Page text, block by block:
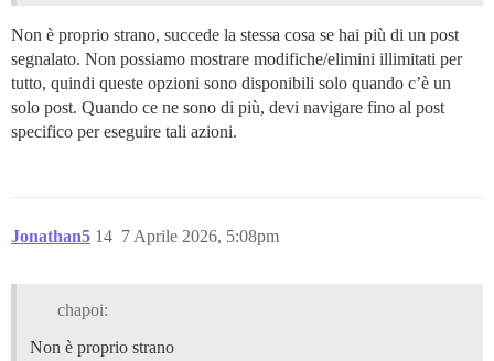
Non è proprio strano, succede la stessa cosa se hai più di un post
segnalato. Non possiamo mostrare modifiche/elimini illimitati per
tutto, quindi queste opzioni sono disponibili solo quando c’è un
solo post. Quando ce ne sono di più, devi navigare fino al post
specifico per eseguire tali azioni.
Jonathan5 7 Aprile 2026, 5:08pm
14
chapoi:
Non è proprio strano